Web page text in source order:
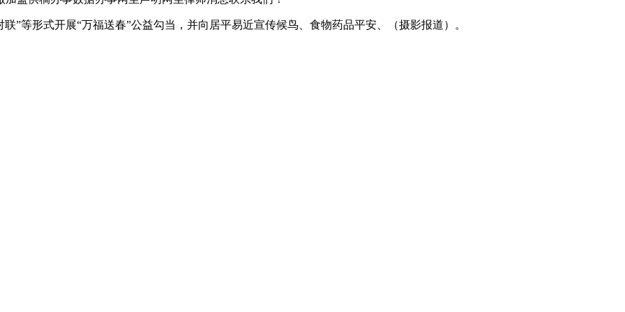
形式开展“万福送春”公益勾当，并向居平易近宣传候鸟、食物药品平安、（摄影报道）。